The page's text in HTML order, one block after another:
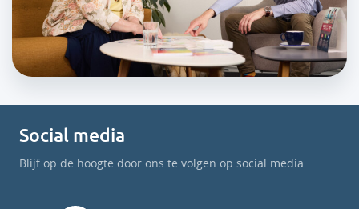
Social media
Blijf op de hoogte door ons te volgen op social media.